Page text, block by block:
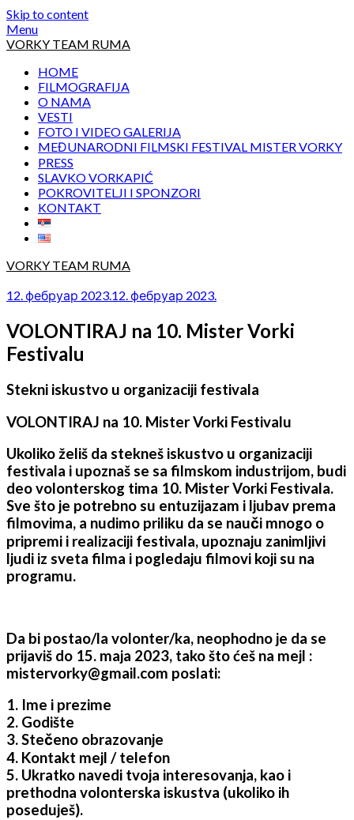
Skip to content
Menu
VORKY TEAM RUMA
HOME
FILMOGRAFIJA
O NAMA
VESTI
FOTO I VIDEO GALERIJA
MEĐUNARODNI FILMSKI FESTIVAL MISTER VORKY
PRESS
SLAVKO VORKAPIĆ
POKROVITELJI I SPONZORI
KONTAKT
VORKY TEAM RUMA
12. фебруар 2023.12. фебруар 2023.
VOLONTIRAJ na 10. Mister Vorki
Festivalu
Stekni iskustvo u organizaciji festivala
VOLONTIRAJ na 10. Mister Vorki Festivalu
Ukoliko želiš da stekneš iskustvo u organizaciji
festivala i upoznaš se sa filmskom industrijom, budi
deo volonterskog tima 10. Mister Vorki Festivala.
Sve što je potrebno su entuzijazam i ljubav prema
filmovima, a nudimo priliku da se nauči mnogo o
pripremi i realizaciji festivala, upoznaju zanimljivi
ljudi iz sveta filma i pogledaju filmovi koji su na
programu.
Da bi postao/la volonter/ka, neophodno je da se
prijaviš do 15. maja 2023, tako što ćeš na mejl :
mistervorky@gmail.com poslati:
1. Ime i prezime
2. Godište
3. Stečeno obrazovanje
4. Kontakt mejl / telefon
5. Ukratko navedi tvoja interesovanja, kao i
prethodna volonterska iskustva (ukoliko ih
poseduješ).